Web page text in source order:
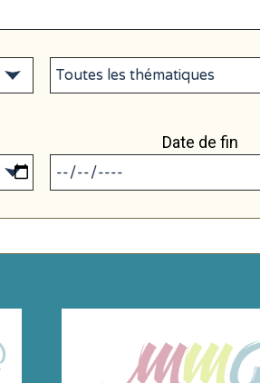
Date de fin